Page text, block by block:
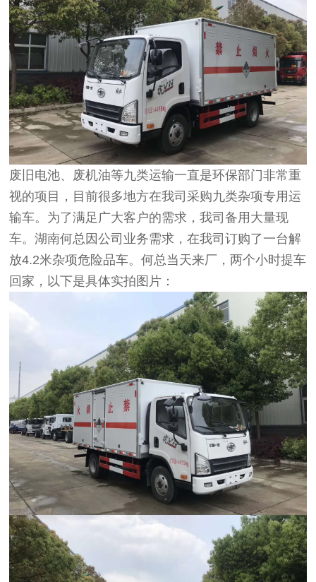
废旧电池、废机油等九类运输一直是环保部门非常重
视的项目，目前很多地方在我司采购九类杂项专用运
输车。为了满足广大客户的需求，我司备用大量现
车。湖南何总因公司业务需求，在我司订购了一台解
放4.2米杂项危险品车。何总当天来厂，两个小时提车
回家，以下是具体实拍图片：